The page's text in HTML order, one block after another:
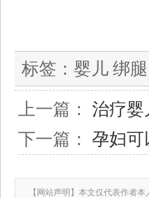
标签： 婴儿 绑腿
上一篇： 治疗婴
下一篇： 孕妇可
【网站声明】本文仅代表作者本